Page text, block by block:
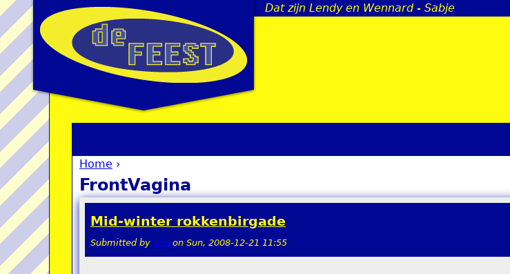
Jump to navigation
Dat zijn Lendy en Wennard - Sabje
You are here
Home ›
FrontVagina
Mid-winter rokkenbirgade
Submitted by stel on Sun, 2008-12-21 11:55